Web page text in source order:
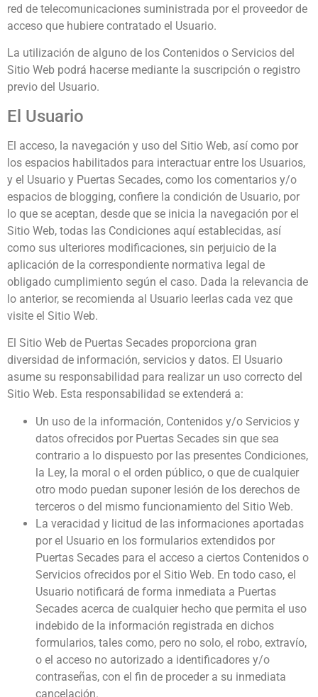
red de telecomunicaciones suministrada por el proveedor de
acceso que hubiere contratado el Usuario.
La utilización de alguno de los Contenidos o Servicios del
Sitio Web podrá hacerse mediante la suscripción o registro
previo del Usuario.
El Usuario
El acceso, la navegación y uso del Sitio Web, así como por
los espacios habilitados para interactuar entre los Usuarios,
y el Usuario y Puertas Secades, como los comentarios y/o
espacios de blogging, confiere la condición de Usuario, por
lo que se aceptan, desde que se inicia la navegación por el
Sitio Web, todas las Condiciones aquí establecidas, así
como sus ulteriores modificaciones, sin perjuicio de la
aplicación de la correspondiente normativa legal de
obligado cumplimiento según el caso. Dada la relevancia de
lo anterior, se recomienda al Usuario leerlas cada vez que
visite el Sitio Web.
El Sitio Web de Puertas Secades proporciona gran
diversidad de información, servicios y datos. El Usuario
asume su responsabilidad para realizar un uso correcto del
Sitio Web. Esta responsabilidad se extenderá a:
Un uso de la información, Contenidos y/o Servicios y
datos ofrecidos por Puertas Secades sin que sea
contrario a lo dispuesto por las presentes Condiciones,
la Ley, la moral o el orden público, o que de cualquier
otro modo puedan suponer lesión de los derechos de
terceros o del mismo funcionamiento del Sitio Web.
La veracidad y licitud de las informaciones aportadas
por el Usuario en los formularios extendidos por
Puertas Secades para el acceso a ciertos Contenidos o
Servicios ofrecidos por el Sitio Web. En todo caso, el
Usuario notificará de forma inmediata a Puertas
Secades acerca de cualquier hecho que permita el uso
indebido de la información registrada en dichos
formularios, tales como, pero no solo, el robo, extravío,
o el acceso no autorizado a identificadores y/o
contraseñas, con el fin de proceder a su inmediata
cancelación.